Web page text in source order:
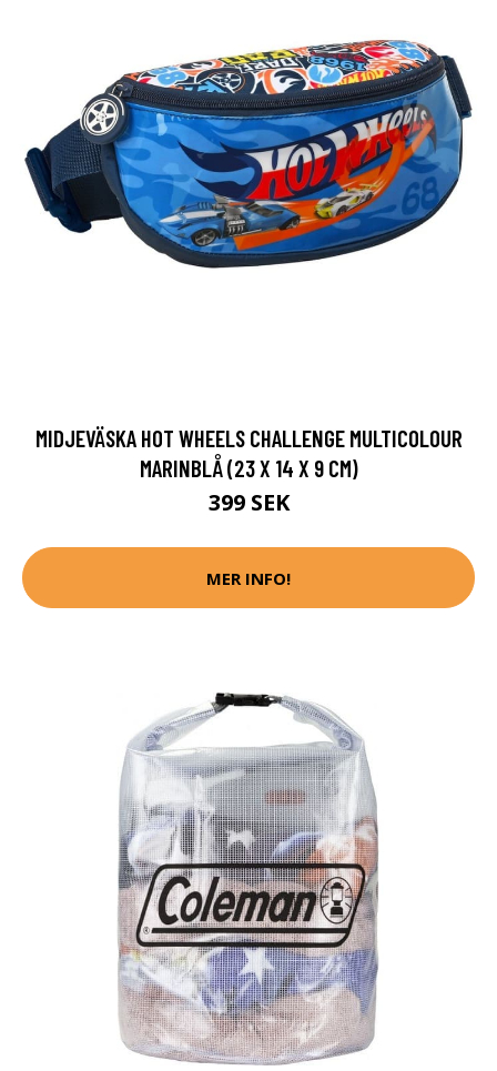
MIDJEVÄSKA HOT WHEELS CHALLENGE MULTICOLOUR
MARINBLÅ (23 X 14 X 9 CM)
399 SEK
MER INFO!